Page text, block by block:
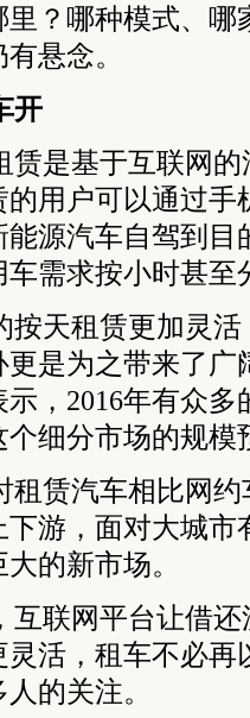
？哪种模式、哪
悬念。
开
赁是基于互联网
用户可以通过手
源汽车自驾到目
需求按小时甚至
按天租赁更加灵
是为之带来了广
，2016年有众
细分市场的规模
租赁汽车相比网
游，面对大城市
的新市场。
互联网平台让借
活，租车不必再
的关注。